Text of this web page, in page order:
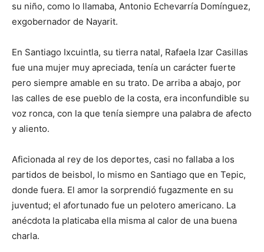
su niño, como lo llamaba, Antonio Echevarría Domínguez,
exgobernador de Nayarit.
En Santiago Ixcuintla, su tierra natal, Rafaela Izar Casillas
fue una mujer muy apreciada, tenía un carácter fuerte
pero siempre amable en su trato. De arriba a abajo, por
las calles de ese pueblo de la costa, era inconfundible su
voz ronca, con la que tenía siempre una palabra de afecto
y aliento.
Aficionada al rey de los deportes, casi no fallaba a los
partidos de beisbol, lo mismo en Santiago que en Tepic,
donde fuera. El amor la sorprendió fugazmente en su
juventud; el afortunado fue un pelotero americano. La
anécdota la platicaba ella misma al calor de una buena
charla.